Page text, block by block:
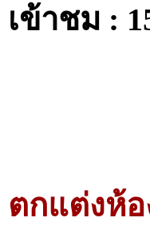
เข้าชม :
ตกแต่งห้อ